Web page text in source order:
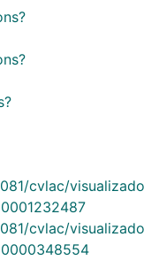
cvlac/visualizado
cvlac/visualizado